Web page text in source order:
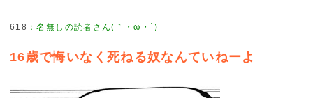
618 ：名無しの読者さん(｀・ω・´)
16歳で悔いなく死ねる奴なんていねーよ